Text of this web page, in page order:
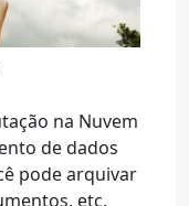
na Nuvem
de dados
pode arquivar
etc.